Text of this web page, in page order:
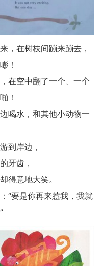
在树枝间蹦来蹦去，
！
空中翻了一个、一个
！
水，和其他小动物一
到岸边，
牙齿，
意地大笑。
要是你再来惹我，我就